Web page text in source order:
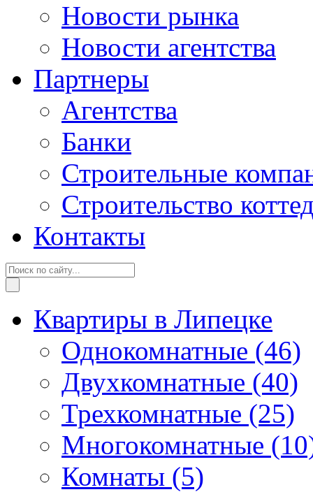
Новости рынка
Новости агентства
Партнеры
Агентства
Банки
Строительные
Строительство
Контакты
Квартиры в Липецке
Однокомнатные (46)
Двухкомнатные (40)
Трехкомнатные (25)
Многокомнатные
Комнаты (5)